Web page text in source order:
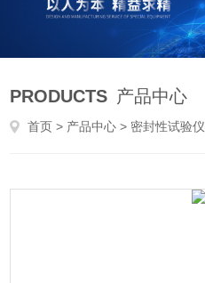
PRODUCTS 产品中心
首页 > 产品中心 > 密封性试验仪